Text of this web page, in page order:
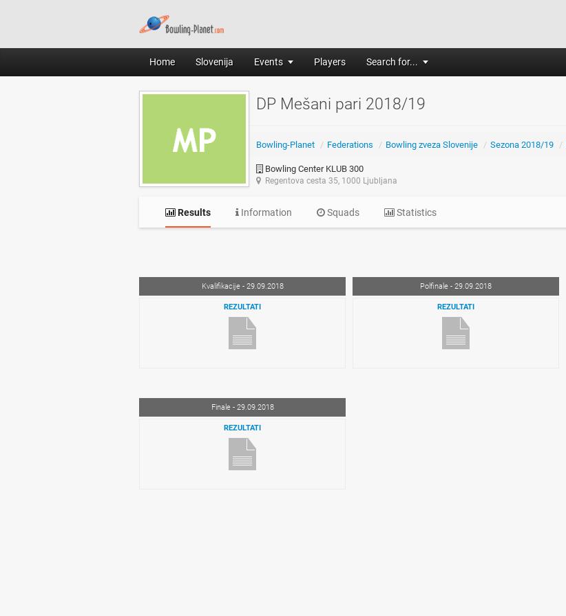
Home Slovenija Events Players Search for...
DP Mešani pari 2018/19
Bowling-Planet / Federations / Bowling zveza Slovenije / Sezona 2018/19 /
Bowling Center KLUB 300
Regentova cesta 35, 1000 Ljubljana
Results Information Squads Statistics
Kvalifikacije - 29.09.2018
REZULTATI
Polfinale - 29.09.2018
REZULTATI
Finale - 29.09.2018
REZULTATI